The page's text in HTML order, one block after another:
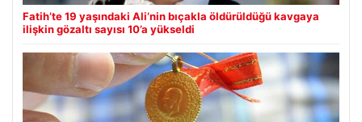
Fatih’te 19 yaşındaki Ali’nin bıçakla öldürüldüğü kavgaya
ilişkin gözaltı sayısı 10’a yükseldi